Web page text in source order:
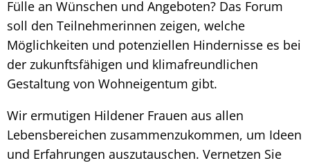
Fülle an Wünschen und Angeboten? Das Forum
soll den Teilnehmerinnen zeigen, welche
Möglichkeiten und potenziellen Hindernisse es bei
der zukunftsfähigen und klimafreundlichen
Gestaltung von Wohneigentum gibt.
Wir ermutigen Hildener Frauen aus allen
Lebensbereichen zusammenzukommen, um Ideen
und Erfahrungen auszutauschen. Vernetzen Sie